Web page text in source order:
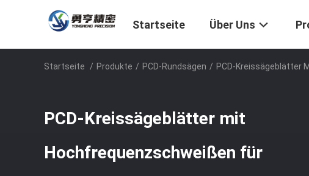
Startseite Über Uns
Startseite / Produkte / PCD-Rundsägen / PCD-Kreissägeblätter
PCD-Kreissägeblätter mit
Hochfrequenzschweißen für